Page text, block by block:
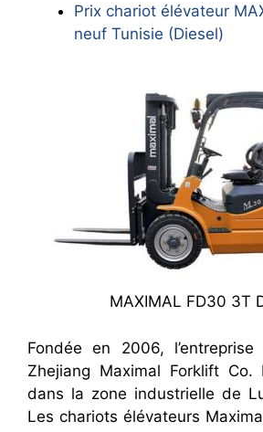
Prix chariot élévateur
neuf Tunisie (Diesel)
MAXIMAL FD30 3T
Fondée en 2006, l’entreprise
Zhejiang Maximal Forklift
dans la zone industrielle de
Les chariots élévateurs